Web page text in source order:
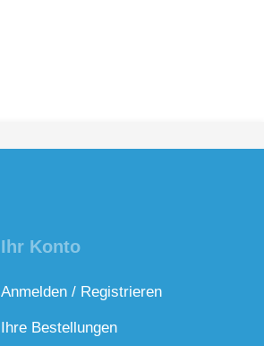
Ihr Konto
Anmelden / Registrieren
Ihre Bestellungen